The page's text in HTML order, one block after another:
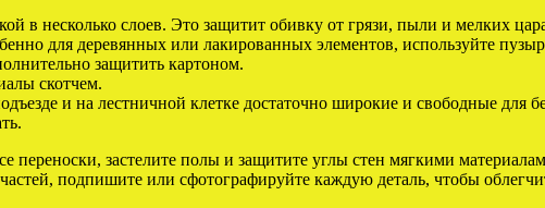
в несколько слоев. Это защитит обивку от грязи, пыли и мелких
для деревянных или лакированных элементов, используйте
защитить картоном.
скотчем.
и на лестничной клетке достаточно широкие и свободные для
переноски, застелите полы и защитите углы стен мягкими
частей, подпишите или сфотографируйте каждую деталь, чтобы